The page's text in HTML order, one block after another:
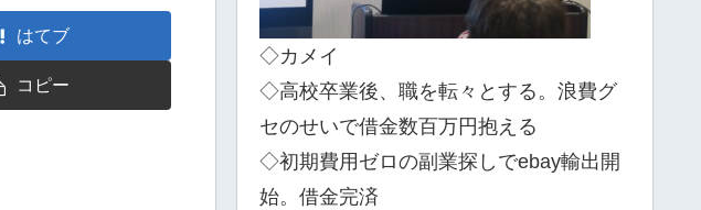
はてブ
コピー
◇カメイ
◇高校卒業後、職を転々とする。浪費グ
セのせいで借金数百万円抱える
◇初期費用ゼロの副業探しでebay輸出開
始。借金完済